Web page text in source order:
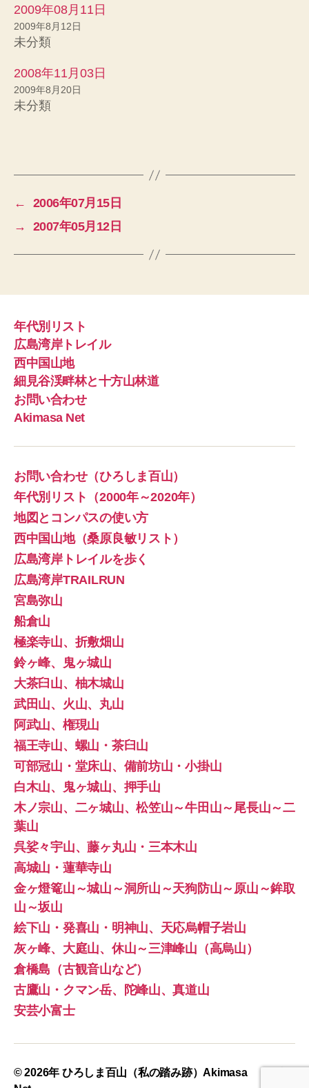
ィ
ン
ド
ウ
で
開
ま
す
)
く
だ
さ
い
い
ウ
ィ
ン
2009年08月11日
2009年8月12日
未分類
2008年11月03日
2009年8月20日
未分類
←
2006年07月15日
→
2007年05月12日
年代別リスト
広島湾岸トレイル
西中国山地
細見谷渓畔林と十方山林道
お問い合わせ
Akimasa Net
お問い合わせ（ひろしま百山）
年代別リスト（2000年～2020年）
地図とコンパスの使い方
西中国山地（桑原良敏リスト）
広島湾岸トレイルを歩く
広島湾岸TRAILRUN
宮島弥山
船倉山
極楽寺山、折敷畑山
鈴ヶ峰、鬼ヶ城山
大茶臼山、柚木城山
武田山、火山、丸山
阿武山、権現山
福王寺山、螺山・茶臼山
可部冠山・堂床山、備前坊山・小掛山
白木山、鬼ヶ城山、押手山
木ノ宗山、二ヶ城山、松笠山～牛田山～尾長山～二
葉山
呉娑々宇山、藤ヶ丸山・三本木山
高城山・蓮華寺山
金ヶ燈篭山～城山～洞所山～天狗防山～原山～鉾取
山～坂山
絵下山・発喜山・明神山、天応烏帽子岩山
灰ヶ峰、大庭山、休山～三津峰山（高烏山）
倉橋島（古観音山など）
古鷹山・クマン岳、陀峰山、真道山
安芸小富士
© 2026年 ひろしま百山（私の踏み跡）Akimasa